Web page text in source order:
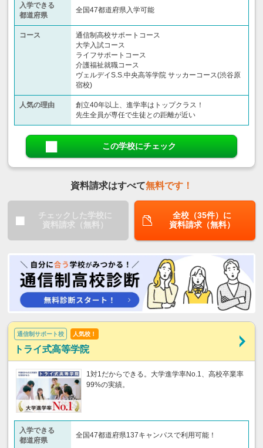
入学できる
都道府県
全国47都道府県入学可能
コース
通信制高校サポートコース
大学入試コース
ライフサポートコース
介護福祉就職コース
ヴェルデイS.S.中央高等学院 サッカーコース(渋谷原
宿校)
人気の理由
創立40年以上、進学率はトップクラス！
先生全員が専任で生徒との距離が近い
この学校にチェック
資料請求はすべて無料です！
チェックした学校に
資料請求（無料）
全校（35件）に
資料請求（無料）
通信制サポート校 人気校！
トライ式高等学院
1対1だからできる。大学進学率No.1、高校卒業率
99%の実績。
入学できる
都道府県
全国47都道府県137キャンパスで利用可能！